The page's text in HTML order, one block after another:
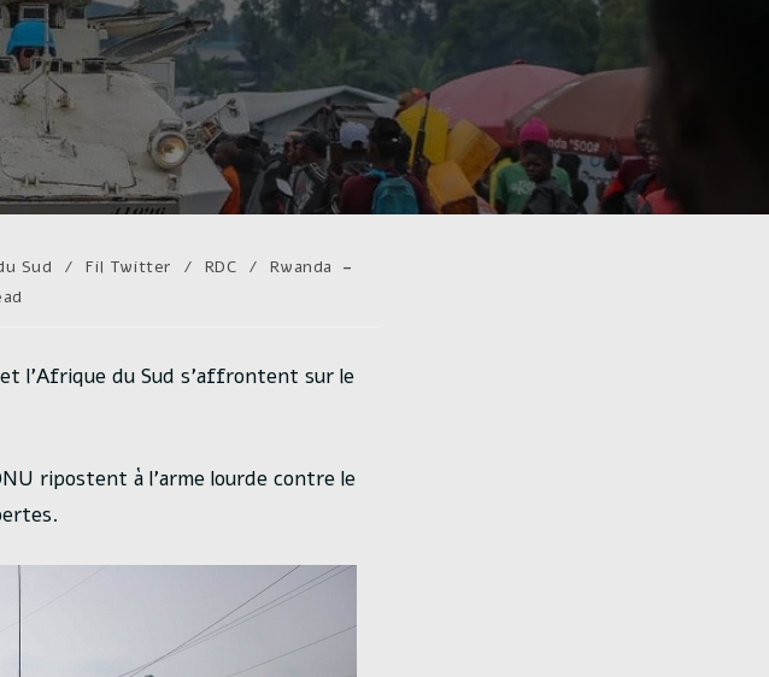
Sud / Fil Twitter / RDC /
Rwanda
l’Afrique du Sud s’affrontent sur le
ripostent à l’arme lourde contre le